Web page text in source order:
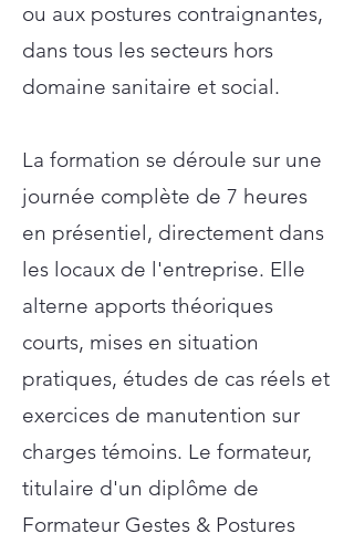
ou aux postures contraignantes,
dans tous les secteurs hors
domaine sanitaire et social.
La formation se déroule sur une
journée complète de 7 heures
en présentiel, directement dans
les locaux de l'entreprise. Elle
alterne apports théoriques
courts, mises en situation
pratiques, études de cas réels et
exercices de manutention sur
charges témoins. Le formateur,
titulaire d'un diplôme de
Formateur Gestes & Postures